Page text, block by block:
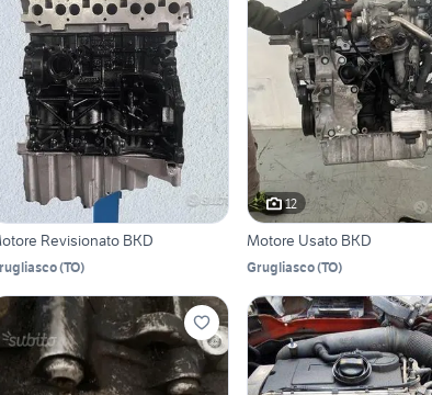
Revisionato BKD
(TO)
12
Motore Usato BKD
Grugliasco(TO)